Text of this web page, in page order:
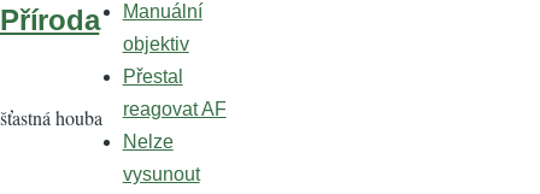
Příroda
šťastná houba
Manuální
objektiv
Přestal
reagovat AF
Nelze
vysunout